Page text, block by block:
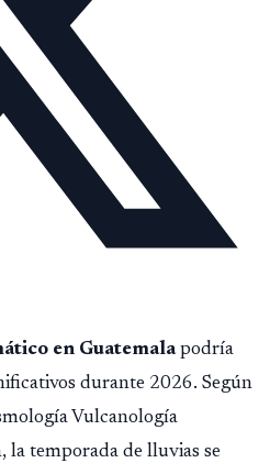
en Guatemalapodría
durante 2026. Según
Vulcanología
temporada de lluvias se